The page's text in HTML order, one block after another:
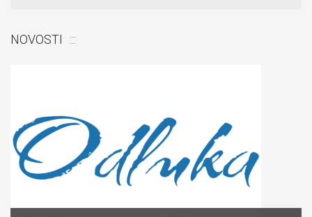
NOVOSTI